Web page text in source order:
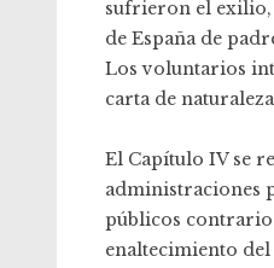
sufrieron el exilio,
de España de
Los voluntarios
carta de
El Capítulo IV se
administraciones
públicos
enaltecimiento